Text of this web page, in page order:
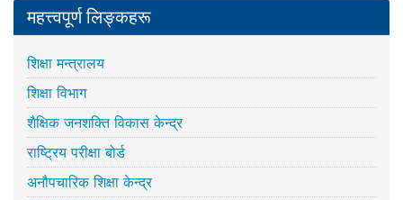
महत्त्वपूर्ण लिङ्कहरू
शिक्षा मन्त्रालय
शिक्षा विभाग
शैक्षिक जनशक्ति विकास केन्द्र
राष्ट्रिय परीक्षा बोर्ड
अनौपचारिक शिक्षा केन्द्र